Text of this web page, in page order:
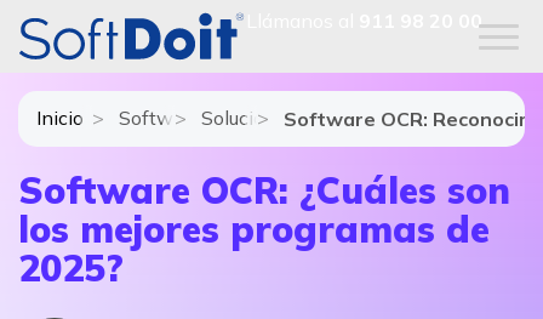
911 98 20 00
Inicio Software de Gestión Documental
Soluciones y módulos de Software de
Software OCR:
Software OCR: ¿Cuáles son
los mejores programas de
2025?